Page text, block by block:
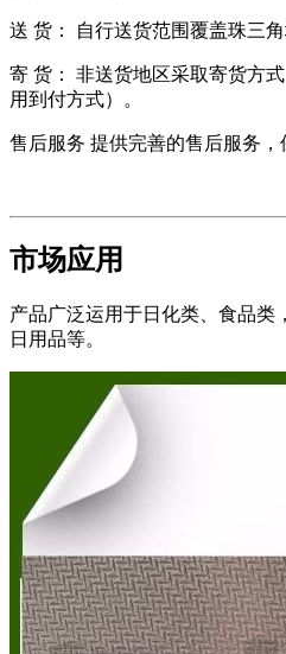
送 货： 自行送货范围覆盖珠三角
寄 货： 非送货地区采取寄货方
用到付方式）。
售后服务 提供完善的售后服务，
市场应用
产品广泛运用于日化类、食品类
日用品等。